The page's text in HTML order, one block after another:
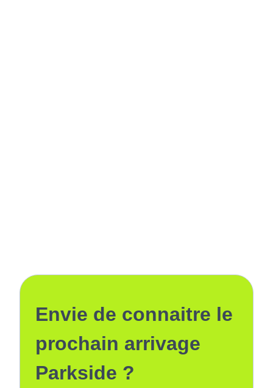
Envie de connaitre le
prochain arrivage
Parkside ?